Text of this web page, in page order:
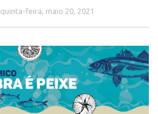
quinta-feira, maio 20, 2021